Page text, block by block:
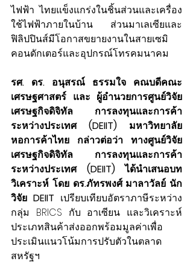
ไฟฟ้า ไทยแข็งแกร่งในชิ้นส่วนและเครื่อง
ใช้ไฟฟ้าภายในบ้าน ส่วนมาเลเซียและ
ฟิลิปปินส์มีโอกาสขยายงานในสายเซมิ
คอนดักเตอร์และอุปกรณ์โทรคมนาคม
รศ. ดร. อนุสรณ์ ธรรมใจ คณบดีคณะ
เศรษฐศาสตร์ และ ผู้อำนวยการศูนย์วิจัย
เศรษฐกิจดิจิทัล การลงทุนและการค้า
ระหว่างประเทศ (DEIIT) มหาวิทยาลัย
หอการค้าไทย กล่าวต่อว่า ทางศูนย์วิจัย
เศรษฐกิจดิจิทัล การลงทุนและการค้า
ระหว่างประเทศ (DEIIT) ได้นำเสนอบท
วิเคราะห์ โดย ดร.ภัทรพงศ์ มาลาวัลย์ นัก
วิจัย DEIIT เปรียบเทียบอัตราภาษีระหว่าง
กลุ่ม BRICS กับ อาเซียน และวิเคราะห์
ประเภทสินค้าส่งออกพร้อมมูลค่าเพื่อ
ประเมินแนวโน้มการปรับตัวในตลาด
สหรัฐฯ